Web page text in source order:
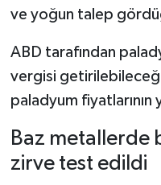
ve yoğun talep
ABD tarafından
vergisi
paladyum fiyatlarının
Baz metallerde
zirve test edildi